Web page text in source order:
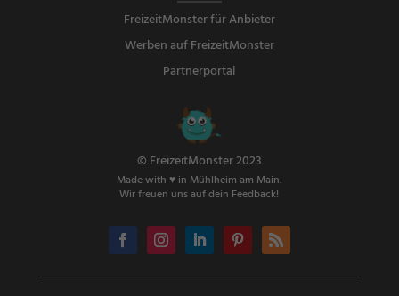
FreizeitMonster für Anbieter
Werben auf FreizeitMonster
Partnerportal
© FreizeitMonster 2023
Made with ♥ in Mühlheim am Main.
Wir freuen uns auf dein Feedback!